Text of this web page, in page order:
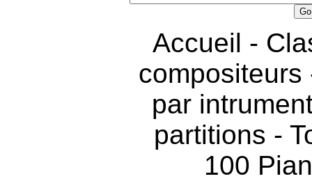
Accueil -
compositeurs
par
partitions -
100